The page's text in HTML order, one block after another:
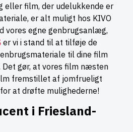
eller film, der udelukkende er
er alt muligt hos KIVO
vores egne genbrugsanlæg,
er vi i stand til at tilføje de
til dine film
gør, at vores film næsten
fremstillet af jomfrueligt
at drøfte mulighederne!
i Friesland-